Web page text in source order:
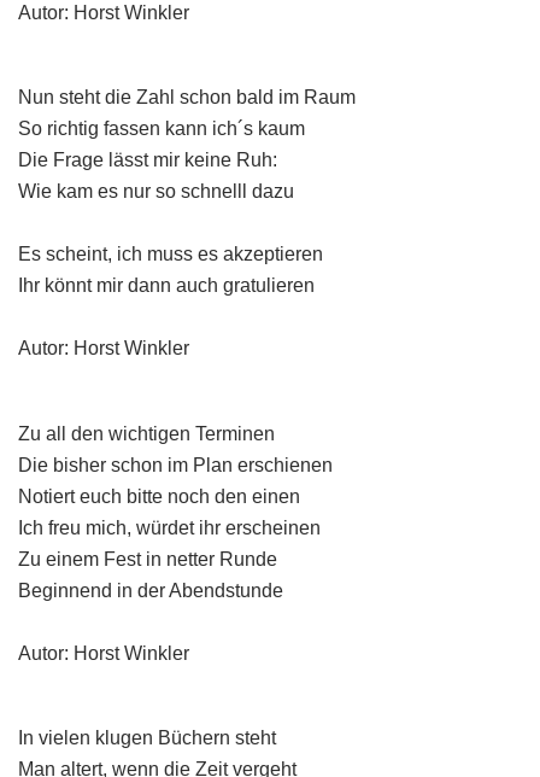
Autor: Horst Winkler
Nun steht die Zahl schon bald im Raum
So richtig fassen kann ich´s kaum
Die Frage lässt mir keine Ruh:
Wie kam es nur so schnelll dazu
Es scheint, ich muss es akzeptieren
Ihr könnt mir dann auch gratulieren
Autor: Horst Winkler
Zu all den wichtigen Terminen
Die bisher schon im Plan erschienen
Notiert euch bitte noch den einen
Ich freu mich, würdet ihr erscheinen
Zu einem Fest in netter Runde
Beginnend in der Abendstunde
Autor: Horst Winkler
In vielen klugen Büchern steht
Man altert, wenn die Zeit vergeht